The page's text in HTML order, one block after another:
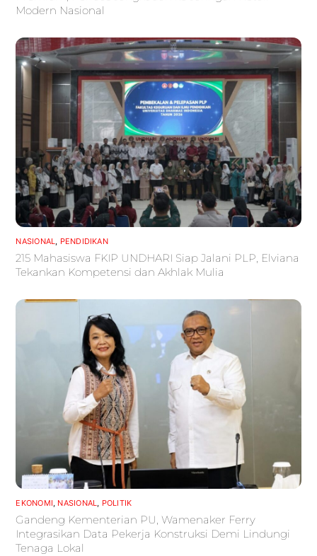
Modern Nasional
NASIONAL, PENDIDIKAN
215 Mahasiswa FKIP UNDHARI Siap Jalani PLP, Elviana
Tekankan Kompetensi dan Akhlak Mulia
EKONOMI, NASIONAL, POLITIK
Gandeng Kementerian PU, Wamenaker Ferry
Integrasikan Data Pekerja Konstruksi Demi Lindungi
Tenaga Lokal